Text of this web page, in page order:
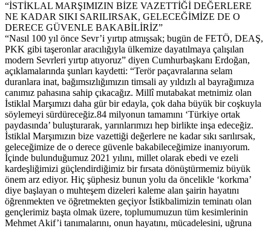
“İSTİKLAL MARŞIMIZIN BİZE VAZETTİĞİ DEĞERLERE
NE KADAR SIKI SARILIRSAK, GELECEĞİMİZE DE O
DERECE GÜVENLE BAKABİLİRİZ”
“Nasıl 100 yıl önce Sevr’i yırtıp atmışsak; bugün de FETÖ, DEAŞ,
PKK gibi taşeronlar aracılığıyla ülkemize dayatılmaya çalışılan
modern Sevrleri yırtıp atıyoruz” diyen Cumhurbaşkanı Erdoğan,
açıklamalarında şunları kaydetti: “Terör paçavralarına selam
duranlara inat, bağımsızlığımızın timsali ay yıldızlı al bayrağımıza
canımız pahasına sahip çıkacağız. Millî mutabakat metnimiz olan
İstiklal Marşımızı daha gür bir edayla, çok daha büyük bir coşkuyla
söylemeyi sürdüreceğiz.84 milyonun tamamını ‘Türkiye ortak
paydasında’ buluşturarak, yarınlarımızı hep birlikte inşa edeceğiz.
İstiklal Marşımızın bize vazettiği değerlere ne kadar sıkı sarılırsak,
geleceğimize de o derece güvenle bakabileceğimize inanıyorum.
İçinde bulunduğumuz 2021 yılını, millet olarak ebedi ve ezeli
kardeşliğimizi güçlendirdiğimiz bir fırsata dönüştürmemiz büyük
önem arz ediyor. Hiç şüphesiz bunun yolu da öncelikle ‘korkma’
diye başlayan o muhteşem dizeleri kaleme alan şairin hayatını
öğrenmekten ve öğretmekten geçiyor İstikbalimizin teminatı olan
gençlerimiz başta olmak üzere, toplumumuzun tüm kesimlerinin
Mehmet Akif’i tanımalarını, onun hayatını, mücadelesini, uğruna